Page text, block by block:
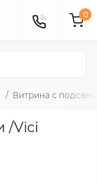
0
Витрина с
/Vici